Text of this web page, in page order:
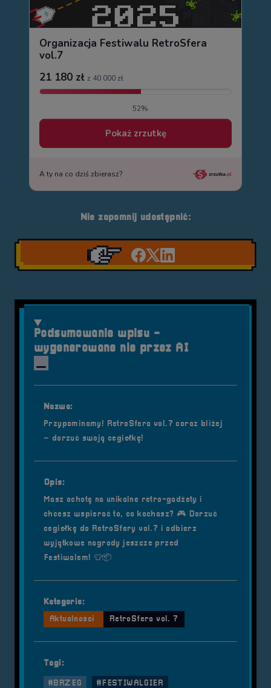
Nie zapomnij udostępnić:
Udostępnij na
Udostępnij na
Udostępnij na
Podsumowanie wpisu -
wygenerowane nie przez AI
Nazwa:
Przypominamy! RetroSfera vol.7 coraz bliżej
– dorzuć swoją cegiełkę!
Opis:
Masz ochotę na unikalne retro-gadżety i
chcesz wspierać to, co kochasz? 🎮 Dorzuć
cegiełkę do RetroSfery vol.7 i odbierz
wyjątkowe nagrody jeszcze przed
Festiwalem! 👕📦
Kategorie:
Aktualności
RetroSfera vol. 7
Tagi:
#BRZEG
#FESTIWALGIER